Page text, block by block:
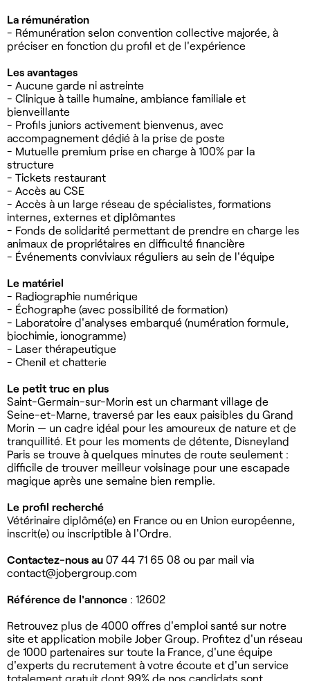
La rémunération
- Rémunération selon convention collective majorée, à
préciser en fonction du profil et de l'expérience
Les avantages
- Aucune garde ni astreinte
- Clinique à taille humaine, ambiance familiale et
bienveillante
- Profils juniors activement bienvenus, avec
accompagnement dédié à la prise de poste
- Mutuelle premium prise en charge à 100% par la
structure
- Tickets restaurant
- Accès au CSE
- Accès à un large réseau de spécialistes, formations
internes, externes et diplômantes
- Fonds de solidarité permettant de prendre en charge les
animaux de propriétaires en difficulté financière
- Événements conviviaux réguliers au sein de l'équipe
Le matériel
- Radiographie numérique
- Échographe (avec possibilité de formation)
- Laboratoire d'analyses embarqué (numération formule,
biochimie, ionogramme)
- Laser thérapeutique
- Chenil et chatterie
Le petit truc en plus
Saint-Germain-sur-Morin est un charmant village de
Seine-et-Marne, traversé par les eaux paisibles du Grand
Morin — un cadre idéal pour les amoureux de nature et de
tranquillité. Et pour les moments de détente, Disneyland
Paris se trouve à quelques minutes de route seulement :
difficile de trouver meilleur voisinage pour une escapade
magique après une semaine bien remplie.
Le profil recherché
Vétérinaire diplômé(e) en France ou en Union européenne,
inscrit(e) ou inscriptible à l'Ordre.
Contactez-nous au 07 44 71 65 08 ou par mail via
contact@jobergroup.com
Référence de l'annonce : 12602
Retrouvez plus de 4000 offres d'emploi santé sur notre
site et application mobile Jober Group. Profitez d'un réseau
de 1000 partenaires sur toute la France, d'une équipe
d'experts du recrutement à votre écoute et d'un service
totalement gratuit dont 99% de nos candidats sont